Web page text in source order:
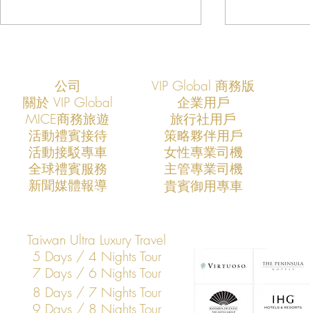
VIP Global成功支援COMPUTEX
2026全球AI產業領袖訪台專案
打造亞洲科技展會商務移動與
VIP Global成
2025全球AI
公司
VIP Global 商務版
關於 VIP Global
企業用戶
​MICE商務旅遊
旅行社用戶
​活動禮賓接待
策略夥伴用戶
活動接駁專車
​全球禮賓服務
​新聞媒體報導
​女性專業司機
​主管專業司機
​貴賓御用專車
Taiwan Ultra Luxury Travel
5 Days / 4 Nights Tour
7 Days / 6 Nights Tour
8 Days / 7 Nights Tour
9 Days / 8 Nights Tour